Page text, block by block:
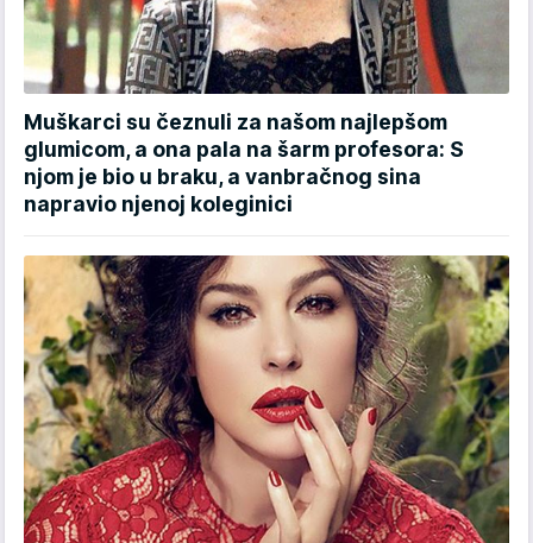
Muškarci su čeznuli za našom najlepšom
glumicom, a ona pala na šarm profesora: S
njom je bio u braku, a vanbračnog sina
napravio njenoj koleginici